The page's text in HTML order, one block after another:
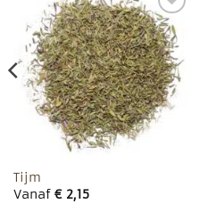
Toevoegen
aan
favorieten
Tijm
Vanaf €2,15